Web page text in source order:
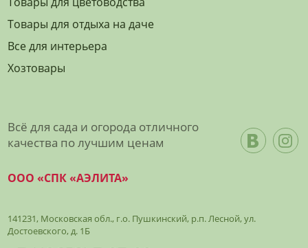
Товары для отдыха на даче
Все для интерьера
Хозтовары
Всё для сада и огорода отличного
качества по лучшим ценам
ООО «СПК «АЭЛИТА»
141231, Московская обл., г.о. Пушкинский, р.п. Лесной, ул.
Достоевского, д. 1Б